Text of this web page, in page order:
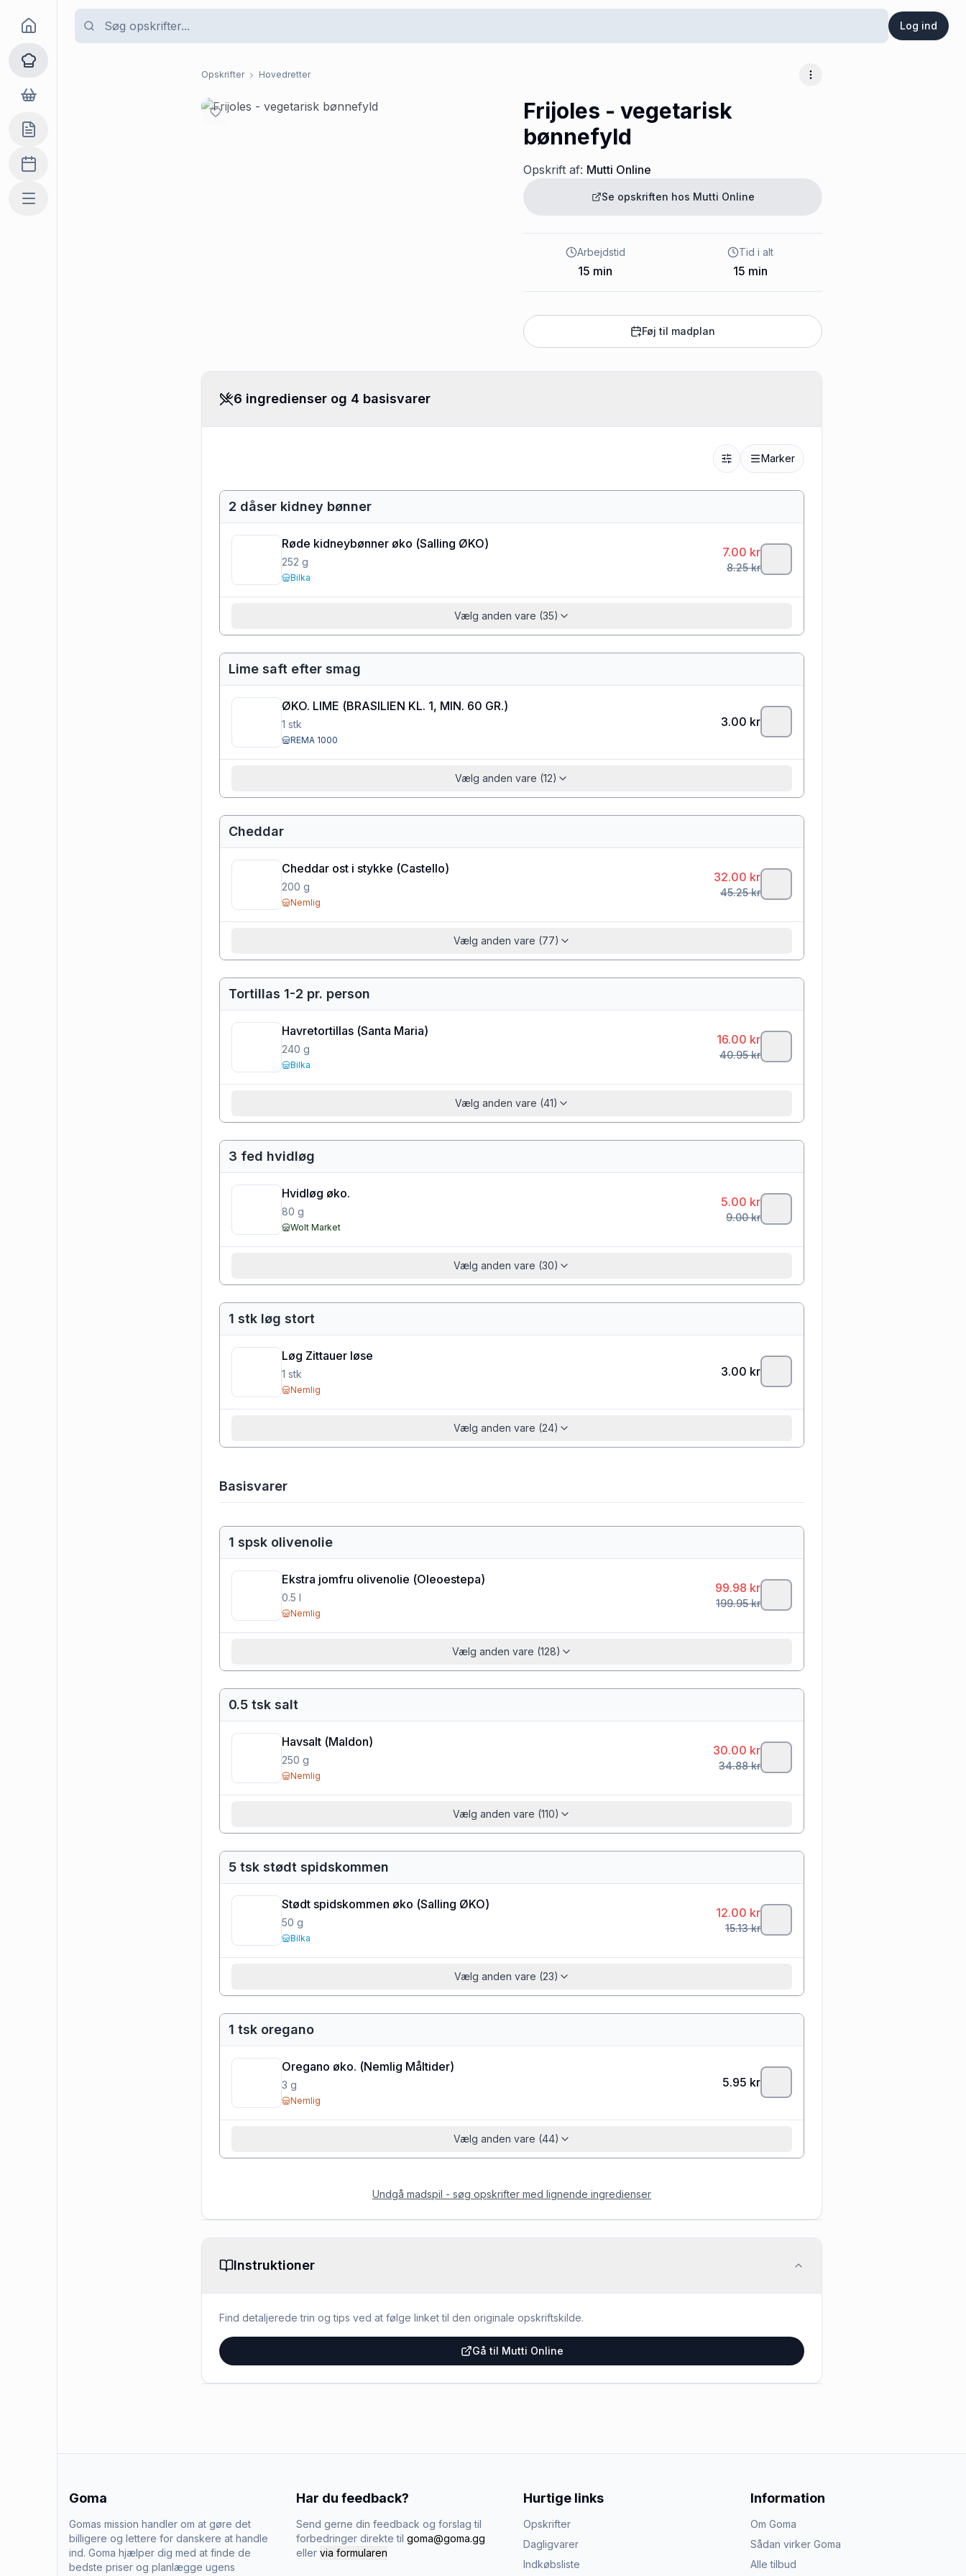
Log ind
Goma
Opskrifter
Dagligvarer
Indkøbslisten
Madplan
Mere
Opskrifter Hovedretter Flere muligheder
Frijoles - vegetarisk
bønnefyld
Opskrift af: Mutti Online
Se opskriften hos Mutti Online
Arbejdstid
15 min
Tid i alt
15 min
Føj til madplan
6 ingredienser og 4 basisvarer
Marker
2 dåser kidney bønner
Røde kidneybønner øko (Salling ØKO)
252 g
Bilka
7.00 kr
8.25kr
Vælg anden vare (35)
Lime saft efter smag
ØKO. LIME (BRASILIEN KL. 1, MIN. 60 GR.)
1 stk
REMA 1000
3.00 kr
Vælg anden vare (12)
Cheddar
Cheddar ost i stykke (Castello)
200 g
Nemlig
32.00 kr
45.25kr
Vælg anden vare (77)
Tortillas 1-2 pr. person
Havretortillas (Santa Maria)
240 g
Bilka
16.00 kr
40.95kr
Vælg anden vare (41)
3 fed hvidløg
Hvidløg øko.
80 g
Wolt Market
5.00 kr
9.00kr
Vælg anden vare (30)
1 stk løg stort
Løg Zittauer løse
1 stk
Nemlig
3.00 kr
Vælg anden vare (24)
Basisvarer
1 spsk olivenolie
Ekstra jomfru olivenolie (Oleoestepa)
0.5 l
Nemlig
99.98 kr
199.95kr
Vælg anden vare (128)
0.5 tsk salt
Havsalt (Maldon)
250 g
Nemlig
30.00 kr
34.88kr
Vælg anden vare (110)
5 tsk stødt spidskommen
Stødt spidskommen øko (Salling ØKO)
50 g
Bilka
12.00 kr
15.13kr
Vælg anden vare (23)
1 tsk oregano
Oregano øko. (Nemlig Måltider)
3 g
Nemlig
5.95 kr
Vælg anden vare (44)
Undgå madspil - søg opskrifter med lignende ingredienser
Instruktioner
Find detaljerede trin og tips ved at følge linket til den originale opskriftskilde.
Gå til Mutti Online
Goma
Gomas mission handler om at gøre det
billigere og lettere for danskere at handle
ind. Goma hjælper dig med at finde de
bedste priser og planlægge ugens
Har du feedback?
Send gerne din feedback og forslag til
forbedringer direkte til goma@goma.gg
eller via formularen
Hurtige links
Opskrifter
Dagligvarer
Indkøbsliste
Information
Om Goma
Sådan virker Goma
Alle tilbud